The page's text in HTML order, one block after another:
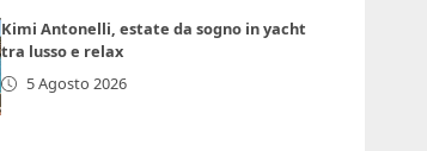
Kimi Antonelli, estate da sogno in yacht
tra lusso e relax
5 Agosto 2026